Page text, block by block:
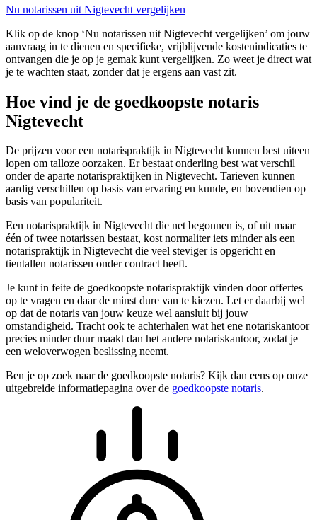
Nu notarissen uit Nigtevecht vergelijken
Klik op de knop ‘Nu notarissen uit Nigtevecht vergelijken’ om jouw
aanvraag in te dienen en specifieke, vrijblijvende kostenindicaties te
ontvangen die je op je gemak kunt vergelijken. Zo weet je direct wat
je te wachten staat, zonder dat je ergens aan vast zit.
Hoe vind je de goedkoopste notaris
Nigtevecht
De prijzen voor een notarispraktijk in Nigtevecht kunnen best uiteen
lopen om talloze oorzaken. Er bestaat onderling best wat verschil
onder de aparte notarispraktijken in Nigtevecht. Tarieven kunnen
aardig verschillen op basis van ervaring en kunde, en bovendien op
basis van populariteit.
Een notarispraktijk in Nigtevecht die net begonnen is, of uit maar
één of twee notarissen bestaat, kost normaliter iets minder als een
notarispraktijk in Nigtevecht die veel steviger is opgericht en
tientallen notarissen onder contract heeft.
Je kunt in feite de goedkoopste notarispraktijk vinden door offertes
op te vragen en daar de minst dure van te kiezen. Let er daarbij wel
op dat de notaris van jouw keuze wel aansluit bij jouw
omstandigheid. Tracht ook te achterhalen wat het ene notariskantoor
precies minder duur maakt dan het andere notariskantoor, zodat je
een weloverwogen beslissing neemt.
Ben je op zoek naar de goedkoopste notaris? Kijk dan eens op onze
uitgebreide informatiepagina over de goedkoopste notaris.